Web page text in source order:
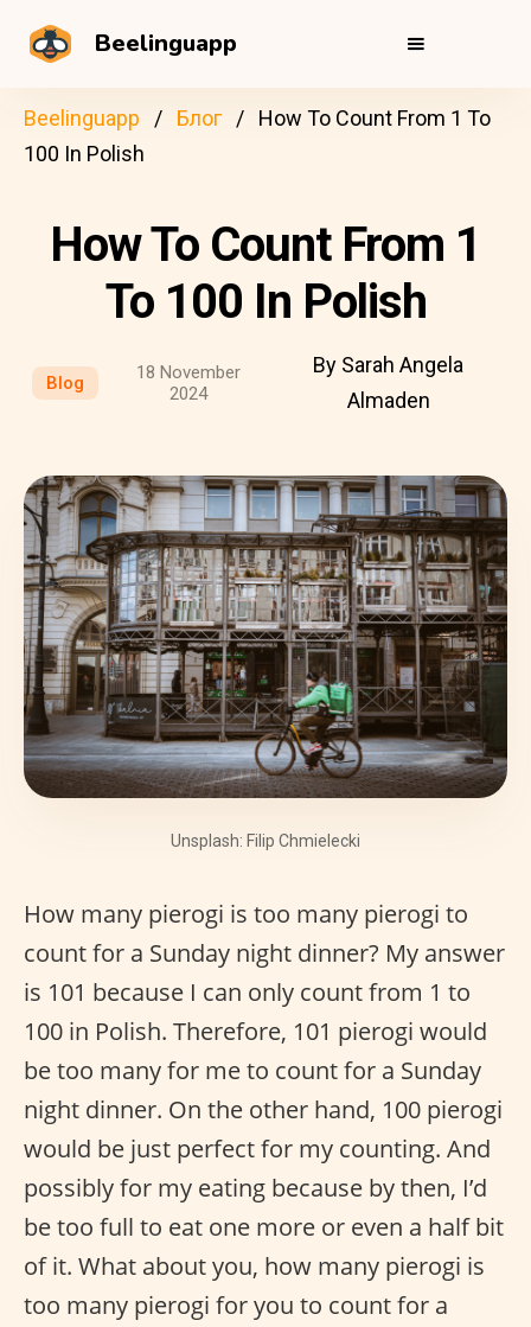
Beelinguapp
Beelinguapp Блог
How To Count From 1 To
100 In Polish
How To Count From 1
To 100 In Polish
Blog
18 November
2024
By Sarah Angela
Almaden
Unsplash: Filip Chmielecki
How many pierogi is too many pierogi to
count for a Sunday night dinner? My answer
is 101 because I can only count from 1 to
100 in Polish. Therefore, 101 pierogi would
be too many for me to count for a Sunday
night dinner. On the other hand, 100 pierogi
would be just perfect for my counting. And
possibly for my eating because by then, I’d
be too full to eat one more or even a half bit
of it. What about you, how many pierogi is
too many pierogi for you to count for a